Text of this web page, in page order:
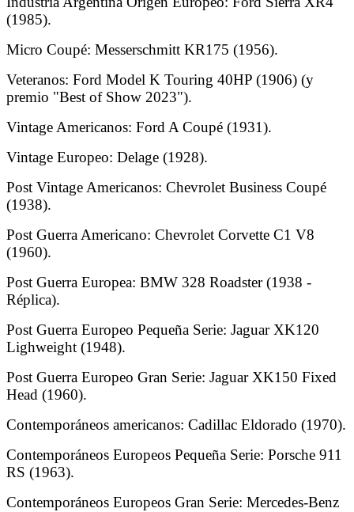
(1985).
Micro Coupé: Messerschmitt KR175 (1956).
Veteranos: Ford Model K Touring 40HP (1906) (y
premio "Best of Show 2023").
Vintage Americanos: Ford A Coupé (1931).
Vintage Europeo: Delage (1928).
Post Vintage Americanos: Chevrolet Business Coupé
(1938).
Post Guerra Americano: Chevrolet Corvette C1 V8
(1960).
Post Guerra Europea: BMW 328 Roadster (1938 -
Réplica).
Post Guerra Europeo Pequeña Serie: Jaguar XK120
Lighweight (1948).
Post Guerra Europeo Gran Serie: Jaguar XK150 Fixed
Head (1960).
Contemporáneos americanos: Cadillac Eldorado (1970).
Contemporáneos Europeos Pequeña Serie: Porsche 911
RS (1963).
Contemporáneos Europeos Gran Serie: Mercedes-Benz